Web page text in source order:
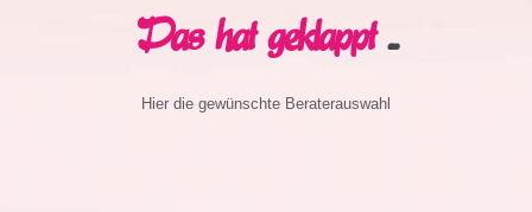
Das hat geklappt...
Hier die gewünschte Beraterauswahl